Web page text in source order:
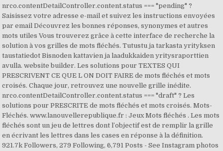
nrco.contentDetailController.content.status === "pending" ?
Saisissez votre adresse e-mail et suivez les instructions envoyées
par email Découvrez les bonnes réponses, synonymes et autres
mots utiles Vous trouverez grâce à cette interface de recherche la
solution à vos grilles de mots fléchés. Tutustu ja tarkasta yrityksen
taustatiedot Bisnoden kattavien ja laadukkaiden yritysraporttien
avulla. website builder. Les solutions pour TEXTES QUI
PRESCRIVENT CE QUE L ON DOIT FAIRE de mots fléchés et mots
croisés. Chaque jour, retrouvez une nouvelle grille inédite.
nrco.contentDetailController.content.status === "draft" ? Les
solutions pour PRESCRITE de mots fléchés et mots croisés. Mots-
Fléchés. www.lanouvellerepublique.fr : Jeux Mots fléchés . Les mots
fléchés sont un jeu de lettres dont l’objectif est de remplir la grille
en écrivant les lettres dans les cases en réponse à la définition.
921.7k Followers, 279 Following, 6,791 Posts - See Instagram photos